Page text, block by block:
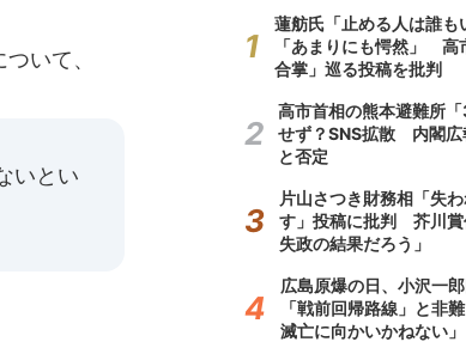
いて、
いとい
蓮舫氏「止める人は誰も
「あまりにも愕然」 高
合掌」巡る投稿を批判
高市首相の熊本避難所
せず？SNS拡散 内閣広
と否定
片山さつき財務相「失
す」投稿に批判 芥川賞
失政の結果だろう」
広島原爆の日、小沢一
「戦前回帰路線」と非
滅亡に向かいかねない」